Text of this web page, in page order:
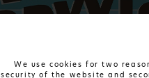
We use cookies for two
security of the website and